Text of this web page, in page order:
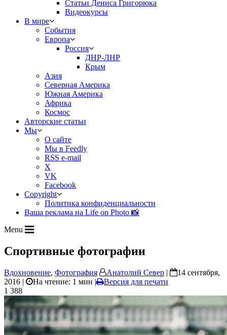
Статьи Дениса Григорюка
Видеокурсы
В мире
События
Европа
Россия
ДНР-ЛНР
Крым
Азия
Северная Америка
Южная Америка
Африка
Космос
Авторские статьи
Мы
О сайте
Мы в Feedly
RSS e-mail
X
VK
Facebook
Copyright
Политика конфиденциальности
Ваша реклама на Life on Photo 📸
Menu
Спортивные фотографии
Вдохновение, Фотография Анатолий Север |
14 сентября,
2016 |
На чтение: 1 мин |
Версия для печати
1 388